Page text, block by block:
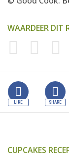
WAARDEER DIT
CUPCAKES